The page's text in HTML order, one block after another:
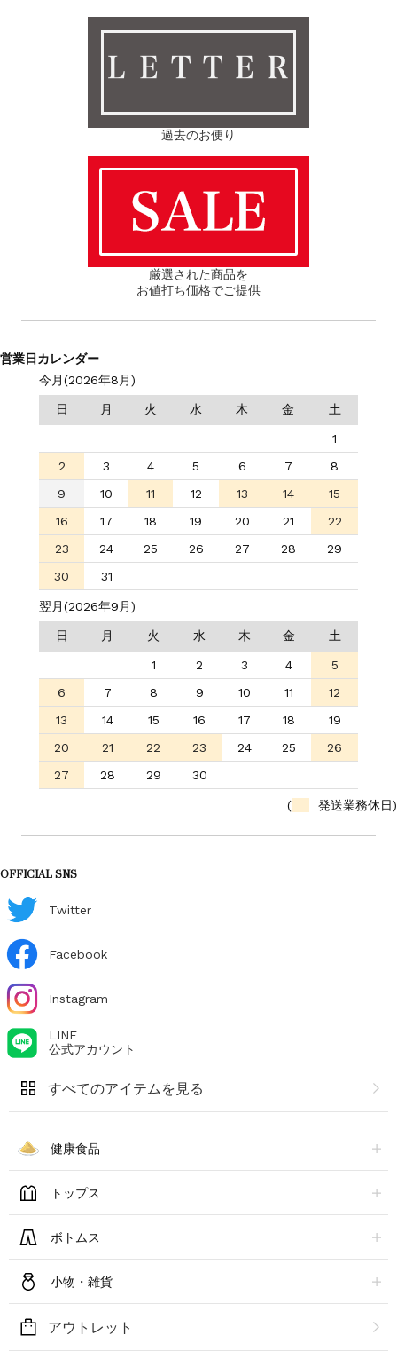
ＬＥＴＴＥＲ
過去のお便り
厳選された商品を
お値打ち価格でご提供
営業日カレンダー
今月(2026年8月)
日 月 火 水 木 金 土
1
2
3 4 5 6 7
8
9
10 11 12 13 14
15
16
17 18 19 20 21
22
23
24 25 26 27 28
29
30
31
翌月(2026年9月)
日 月 火 水 木 金 土
1 2 3 4
5
6
7 8 9 10 11
12
13
14 15 16 17 18
19
20
21 22 23 24 25
26
27
28 29 30
( 発送業務休日)
OFFICIAL SNS
Twitter
Facebook
Instagram
LINE
公式アカウント
すべてのアイテムを見る
健康食品
トップス
ボトムス
小物・雑貨
アウトレット